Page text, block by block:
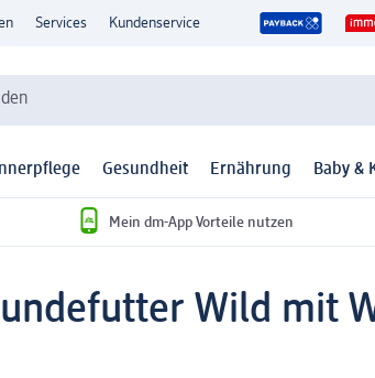
Services Kundenservice
Gesundheit Ernährung Baby &
Mein dm-App Vorteile nutzen
Wild mit